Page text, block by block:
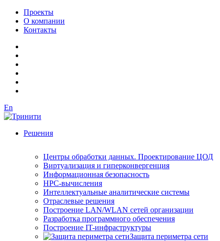
Проекты
О компании
Контакты
En
Решения
Центры обработки данных. Проектирование ЦОД
Виртуализация и гиперконвергенция
Информационная безопасность
HPC-вычисления
Интеллектуальные аналитические системы
Отраслевые решения
Построение LAN/WLAN сетей организации
Разработка программного обеспечения
Построение IT-инфраструктуры
Защита периметра сети